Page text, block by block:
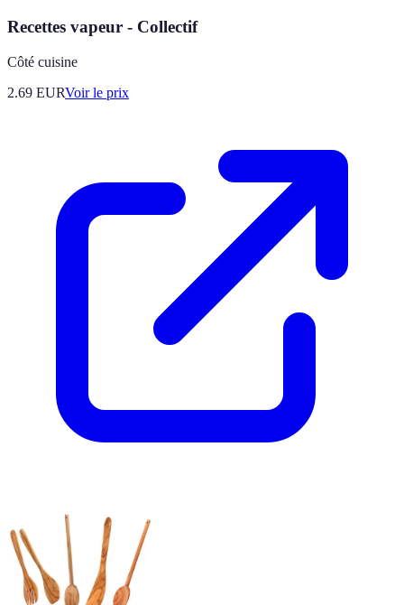
Recettes vapeur - Collectif
Côté cuisine
2.69 EURVoir le prix